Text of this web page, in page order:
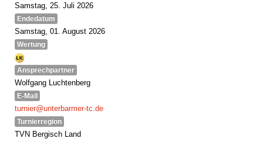
Samstag, 25. Juli 2026
Endedatum
Samstag, 01. August 2026
Wertung
Ansprechpartner
Wolfgang Luchtenberg
E-Mail
turnier@unterbarmer-tc.de
Turnierregion
TVN Bergisch Land